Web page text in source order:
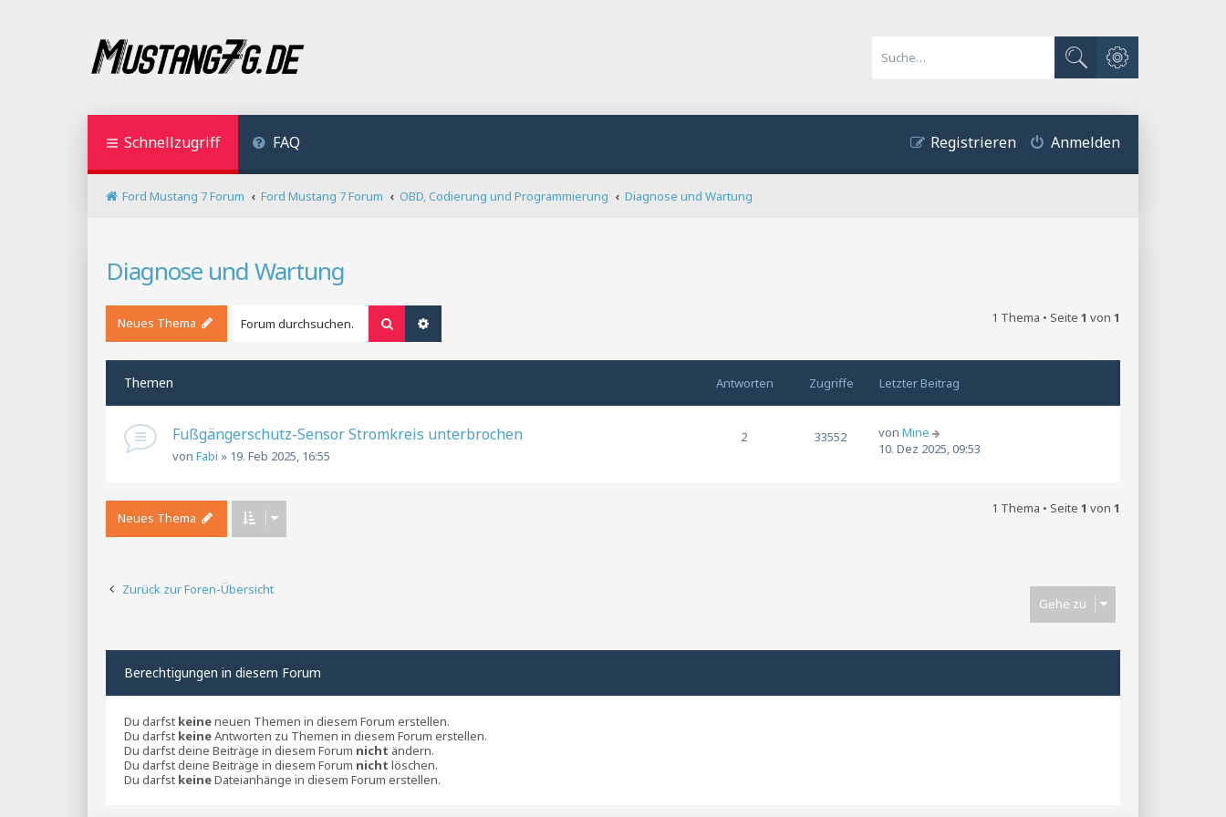
Suche
Erweiterte Suche
Schnellzugriff FAQ Anmelden
Registrieren
Ford Mustang 7 Forum Ford Mustang 7 Forum OBD, Codierung und Programmierung Diagnose und Wartung
Diagnose und Wartung
Neues Thema Suche 1 Thema • Seite 1 von 1
Themen Antworten Zugriffe Letzter Beitrag
Fußgängerschutz-Sensor Stromkreis unterbrochen
von Fabi » 19. Feb 2025, 16:55
2 33552 von Mine
10. Dez 2025, 09:53
Neues Thema
1 Thema • Seite 1 von 1
Zurück zur Foren-Übersicht
Gehe zu
Berechtigungen in diesem Forum
Du darfst keineneuen Themen in diesem Forum erstellen.
Du darfst keineAntworten zu Themen in diesem Forum erstellen.
Du darfst deine Beiträge in diesem Forum nicht ändern.
Du darfst deine Beiträge in diesem Forum nicht löschen.
Du darfst keineDateianhänge in diesem Forum erstellen.